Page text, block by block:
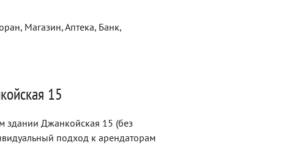
Магазин, Аптека, Банк,
15
здании Джанкойская 15 (без
подход к арендаторам